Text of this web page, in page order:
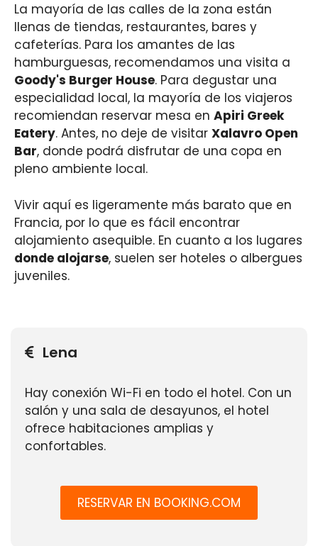
La mayoría de las calles de la zona están
llenas de tiendas, restaurantes, bares y
cafeterías. Para los amantes de las
hamburguesas, recomendamos una visita a
Goody's Burger House. Para degustar una
especialidad local, la mayoría de los viajeros
recomiendan reservar mesa en Apiri Greek
Eatery. Antes, no deje de visitar Xalavro Open
Bar, donde podrá disfrutar de una copa en
pleno ambiente local.
Vivir aquí es ligeramente más barato que en
Francia, por lo que es fácil encontrar
alojamiento asequible. En cuanto a los lugares
donde alojarse, suelen ser hoteles o albergues
juveniles.
Lena
Hay conexión Wi-Fi en todo el hotel. Con un
salón y una sala de desayunos, el hotel
ofrece habitaciones amplias y
confortables.
RESERVAR EN BOOKING.COM